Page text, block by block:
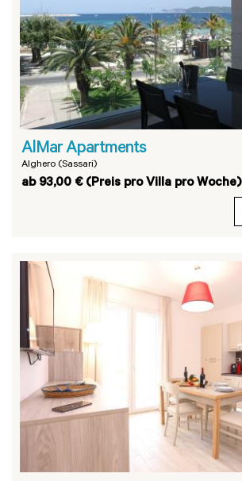
AlMar Apartments
Alghero (Sassari)
ab 93,00 € (Preis pro Villa pro Woche)